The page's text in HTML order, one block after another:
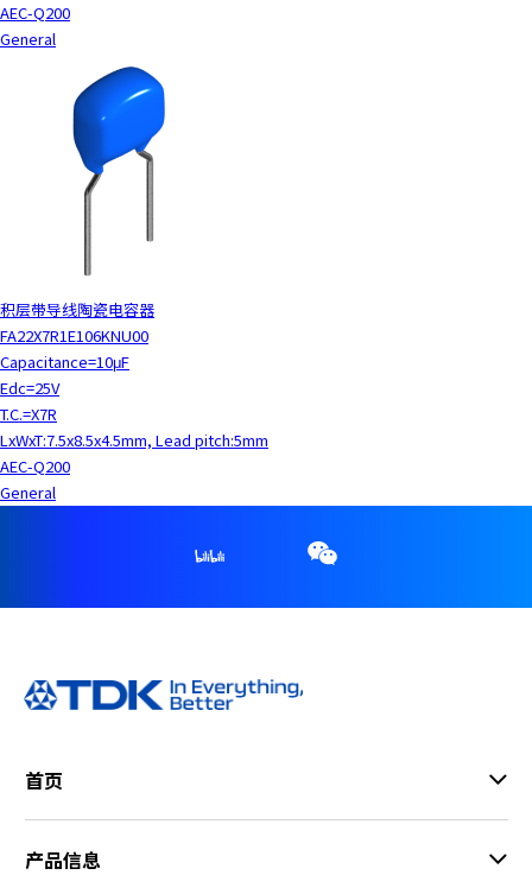
AEC-Q200
General
积层带导线陶瓷电容器
FA22X7R1E106KNU00
Capacitance=10μF
Edc=25V
T.C.=X7R
LxWxT:7.5x8.5x4.5mm, Lead pitch:5mm
AEC-Q200
General
首页
产品信息